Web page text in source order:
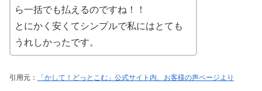
ら一括でも払えるのですね！！
とにかく安くてシンプルで私にはとても
うれしかったです。
引用元： 「かして！どっとこむ」公式サイト内、お客様の声ページより